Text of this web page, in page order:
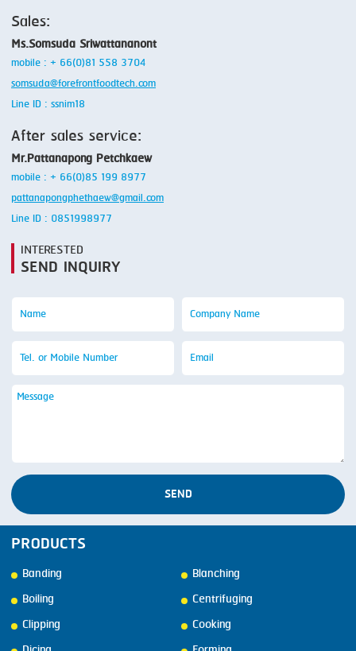
Sales:
Ms.Somsuda Sriwattananont
mobile : + 66(0)81 558 3704
somsuda@forefrontfoodtech.com
Line ID : ssnim18
After sales service:
Mr.Pattanapong Petchkaew
mobile : + 66(0)85 199 8977
pattanapongphethaew@gmail.com
Line ID : 0851998977
INTERESTED
SEND INQUIRY
SEND
PRODUCTS
Banding
Blanching
Boiling
Centrifuging
Clipping
Cooking